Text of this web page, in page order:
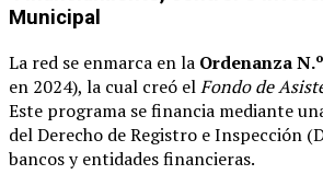
Municipal
La red se enmarca en la Ordenanza
en 2024), la cual creó elFondo de
Este programa se financia mediante
del Derecho de Registro e Inspección
bancos y entidades financieras.